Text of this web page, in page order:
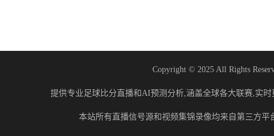
Copyright © 2025 All Rights
提供专业足球比分直播和AI预测分析,涵盖全球各大联赛,实
本站所有直播信号源和视频集锦录像均来自第三方平